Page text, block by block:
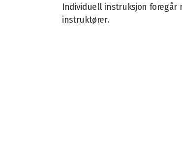
Individuell instruksjon
instruktører.